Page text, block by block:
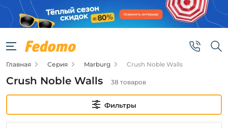
Фильтры
Цена
от
Главная Серия Marburg Crush Noble Walls
Crush Noble Walls 38 товаров
Фильтры